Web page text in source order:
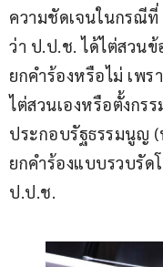
ความชัดเจนในกรณี
ว่า ป.ป.ช. ได้ไต่สวน
ยกคำร้องหรือไม่ เพ
ไต่สวนเองหรือตั้งกร
ประกอบรัฐธรรมนูญ (
ยกคำร้องแบบรวบรัด
ป.ป.ช.